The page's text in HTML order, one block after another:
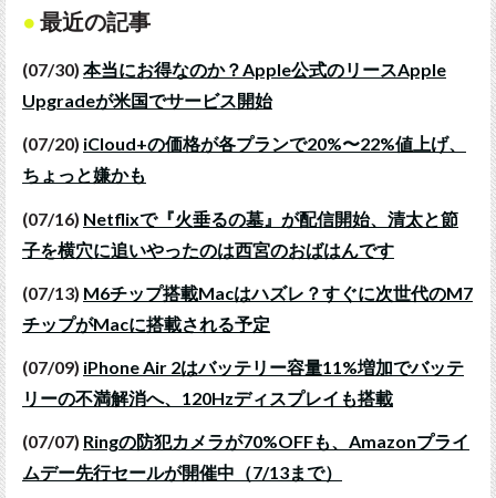
最近の記事
(07/30) 本当にお得なのか？Apple公式のリースApple
Upgradeが米国でサービス開始
(07/20) iCloud+の価格が各プランで20%〜22%値上げ、
ちょっと嫌かも
(07/16) Netflixで『火垂るの墓』が配信開始、清太と節
子を横穴に追いやったのは西宮のおばはんです
(07/13) M6チップ搭載Macはハズレ？すぐに次世代のM7
チップがMacに搭載される予定
(07/09) iPhone Air 2はバッテリー容量11%増加でバッテ
リーの不満解消へ、120Hzディスプレイも搭載
(07/07) Ringの防犯カメラが70%OFFも、Amazonプライ
ムデー先行セールが開催中（7/13まで）